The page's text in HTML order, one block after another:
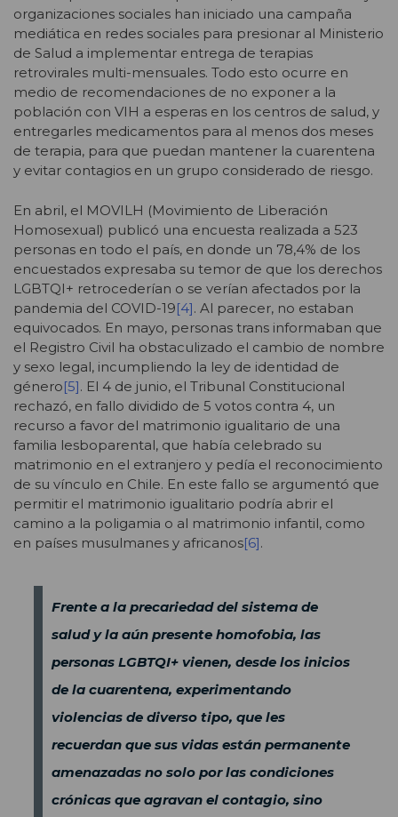
organizaciones sociales han iniciado una campaña
mediática en redes sociales para presionar al Ministerio
de Salud a implementar entrega de terapias
retrovirales multi-mensuales. Todo esto ocurre en
medio de recomendaciones de no exponer a la
población con VIH a esperas en los centros de salud, y
entregarles medicamentos para al menos dos meses
de terapia, para que puedan mantener la cuarentena
y evitar contagios en un grupo considerado de riesgo.
En abril, el MOVILH (Movimiento de Liberación
Homosexual) publicó una encuesta realizada a 523
personas en todo el país, en donde un 78,4% de los
encuestados expresaba su temor de que los derechos
LGBTQI+ retrocederían o se verían afectados por la
pandemia del COVID-19[4]. Al parecer, no estaban
equivocados. En mayo, personas trans informaban que
el Registro Civil ha obstaculizado el cambio de nombre
y sexo legal, incumpliendo la ley de identidad de
género[5]. El 4 de junio, el Tribunal Constitucional
rechazó, en fallo dividido de 5 votos contra 4, un
recurso a favor del matrimonio igualitario de una
familia lesboparental, que había celebrado su
matrimonio en el extranjero y pedía el reconocimiento
de su vínculo en Chile. En este fallo se argumentó que
permitir el matrimonio igualitario podría abrir el
camino a la poligamia o al matrimonio infantil, como
en países musulmanes y africanos[6].
Frente a la precariedad del sistema de
salud y la aún presente homofobia, las
personas LGBTQI+ vienen, desde los inicios
de la cuarentena, experimentando
violencias de diverso tipo, que les
recuerdan que sus vidas están permanente
amenazadas no solo por las condiciones
crónicas que agravan el contagio, sino